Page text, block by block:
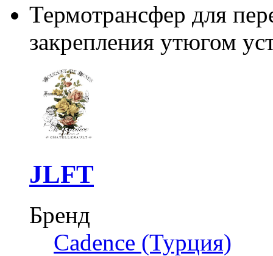
Термотрансфер для
закрепления утюгом
JLFT
Бренд
Cadence (Турция)